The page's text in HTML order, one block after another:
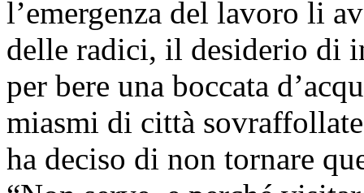
l’emergenza del lavoro li
delle radici, il desiderio di
per bere una boccata
miasmi di città
ha deciso di non tornare